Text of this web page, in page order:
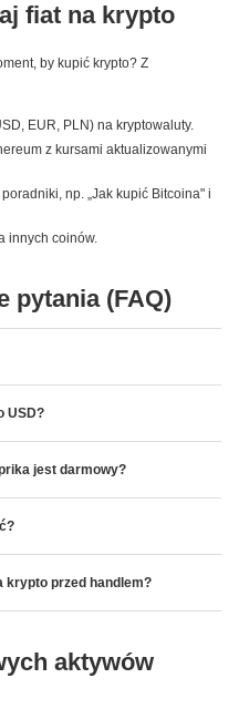
fiat na krypto
by kupić krypto? Z
EUR, PLN) na kryptowaluty.
z kursami aktualizowanymi
np. „Jak kupić Bitcoina" i
innych coinów.
pytania (FAQ)
USD?
jest darmowy?
krypto przed handlem?
aktywów